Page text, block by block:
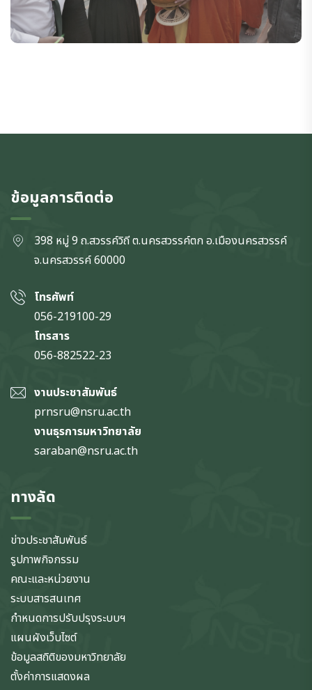
ข้อมูลการติดต่อ
398 หมู่ 9 ถ.สวรรค์วิถี ต.นครสวรรค์ตก อ.เมืองนครสวรรค์
จ.นครสวรรค์60000
โทรศัพท์
056-219100-29
โทรสาร
056-882522-23
งานประชาสัมพันธ์
prnsru@nsru.ac.th
งานธุรการมหาวิทยาลัย
saraban@nsru.ac.th
ทางลัด
ข่าวประชาสัมพันธ์
รูปภาพกิจกรรม
คณะและหน่วยงาน
ระบบสารสนเทศ
กำหนดการปรับปรุงระบบฯ
แผนผังเว็บไซต์
ข้อมูลสถิติของมหาวิทยาลัย
ตั้งค่าการแสดงผล